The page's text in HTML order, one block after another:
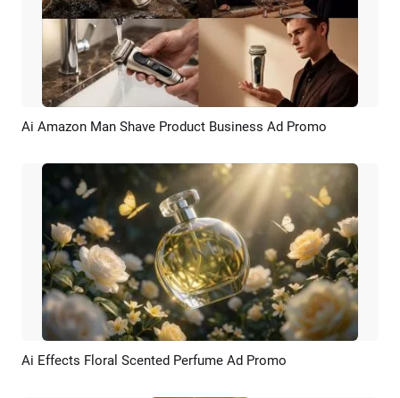
Pratinjau Rekreasi AI
Ai Amazon Man Shave Product Business Ad Promo
Pratinjau Rekreasi AI
Ai Effects Floral Scented Perfume Ad Promo